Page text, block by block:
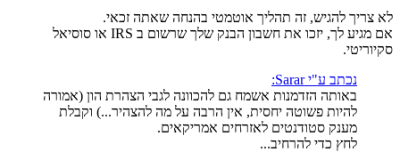
לא צריך להגיש, זה תהליך אוטמטי בהנחה שאתה זכאי.
אם מגיע לך, יזכו את חשבון הבנק שלך שרשום ב IRS או סוסיאל
סקיוריטי.
נכתב ע"י Sarar:
באותה הזדמנות אשמח גם להכוונה לגבי הצהרת הון (אמורה
להיות פשוטה יחסית, אין הרבה על מה להצהיר...) וקבלת
מענק סטודנטים לאזרחים אמריקאים.
לחץ כדי להרחיב...